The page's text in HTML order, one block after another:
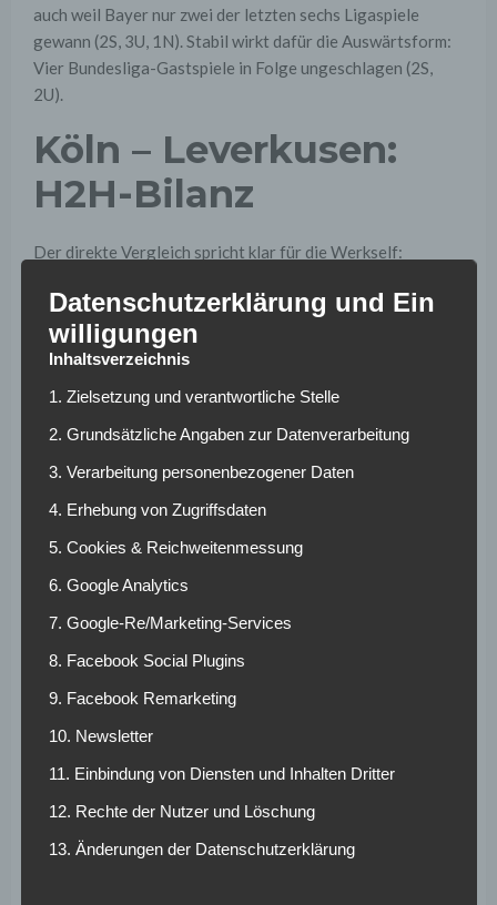
auch weil Bayer nur zwei der letzten sechs Ligaspiele
gewann (2S, 3U, 1N). Stabil wirkt dafür die Auswärtsform:
Vier Bundesliga-Gastspiele in Folge ungeschlagen (2S,
2U).
Köln – Leverkusen:
H2H-Bilanz
Der direkte Vergleich spricht klar für die Werkself:
(7S, 1U, 2N) und blieb in den letzten vier Gastspielen in
Köln ungeschlagen (3S, 1U). Tore sind im
RheinEnergieStadion häufig ein Thema: 11 von 15 Kölner
Saisonspielen trafen beide Teams.
Auswärts ist Bayer nach Halbzeitführung ungeschlagen
(5S, 2U) und gehört bei Standards/Flanken mit 164 Ecken
zu den Top drei der Liga.
Köln – Leverkusen:
Quoten und Wett-
Tipps
Es ist ein Derby mit einer Menge Brisanz. Die Werkself
wird mit müden Beinen in dieses Spiel gehen, Die
Wir erwarten daher eine torreiche Partie:
Datenschutzerklärung und Ein
willigungen
Inhaltsverzeichnis
1. Zielsetzung und verantwortliche Stelle
2. Grundsätzliche Angaben zur Datenverarbeitung
3. Verarbeitung personenbezogener Daten
4. Erhebung von Zugriffsdaten
5. Cookies & Reichweitenmessung
6. Google Analytics
7. Google-Re/Marketing-Services
8. Facebook Social Plugins
9. Facebook Remarketing
10. Newsletter
11. Einbindung von Diensten und Inhalten Dritter
12. Rechte der Nutzer und Löschung
13. Änderungen der Datenschutzerklärung